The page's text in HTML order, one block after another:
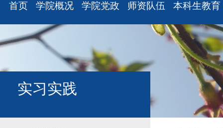
首页 学院概况
学院简介
现任领导
组织结构
学科设置
学院党政
会议通知
会议纪要
工会之声
师资队伍
最新消息
职称晋升
人事培训
博士后管理
本科生教育
最新消息
规章制度
课表、校历
主修专业确认
学籍管理
教学与教务
实习实践